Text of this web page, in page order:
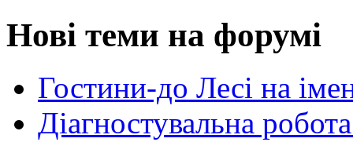
Нові теми на форумі
Гостини-до Лесі на
Діагностувальна